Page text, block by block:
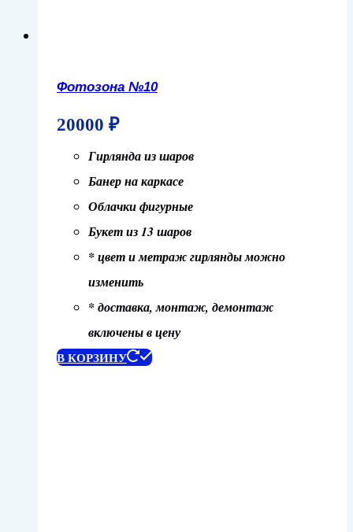
Фотозона №10
20000 ₽
Гирлянда из шаров
Банер на каркасе
Облачки фигурные
Букет из 13 шаров
* цвет и метраж гирлянды можно
изменить
* доставка, монтаж, демонтаж
включены в цену
В КОРЗИНУ